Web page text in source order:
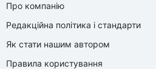
Про компанію
Редакційна політика і стандарти
Як стати нашим автором
Правила користування